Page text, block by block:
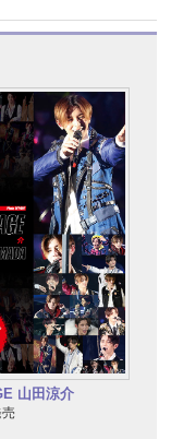
山田涼介